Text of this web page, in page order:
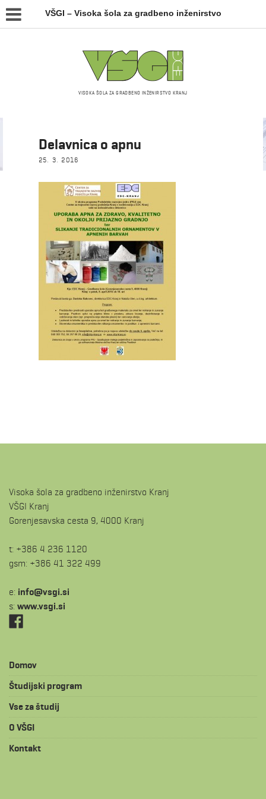
VŠGI – Visoka šola za gradbeno inženirstvo
VISOKA ŠOLA ZA GRADBENO INŽENIRSTVO KRANJ
NoviceDelavnica o apnu
25. 3. 2016
Visoka šola za gradbeno inženirstvo Kranj
VŠGI Kranj
Gorenjesavska cesta 9, 4000 Kranj
t: +386 4 236 1120
gsm: +386 41 322 499
e: is.igsv@ofni
s: www.vsgi.si
Domov
Študijski program
Vse za študij
O VŠGI
Kontakt